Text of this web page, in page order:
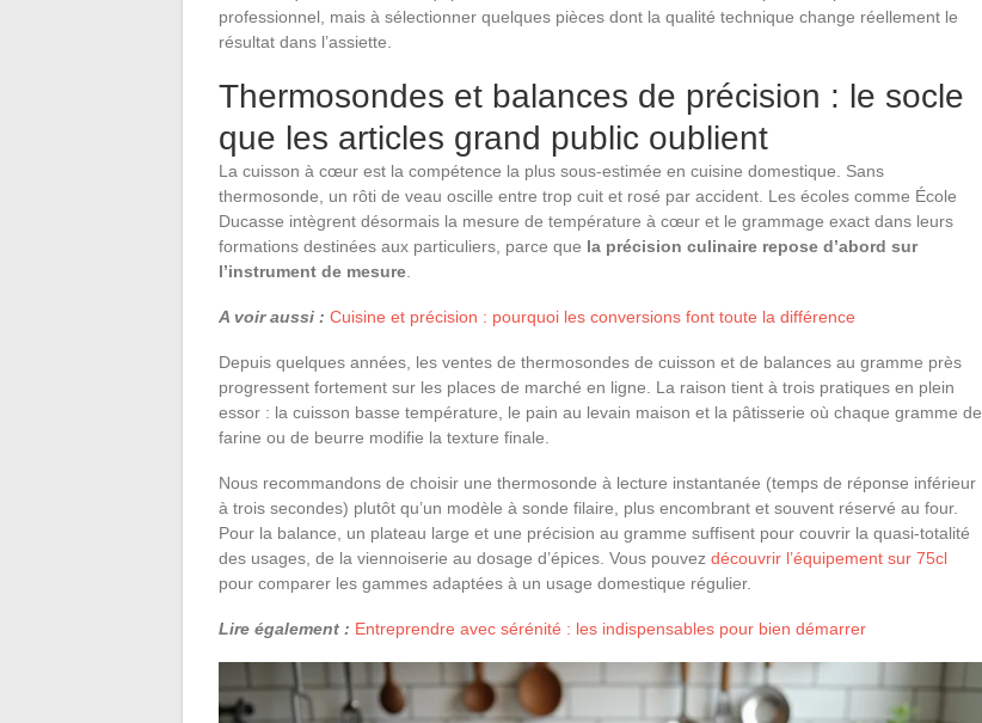
professionnel, mais à sélectionner quelques pièces dont la qualité technique change réellement le
résultat dans l’assiette.
Thermosondes et balances de précision : le socle
que les articles grand public oublient
La cuisson à cœur est la compétence la plus sous-estimée en cuisine domestique. Sans
thermosonde, un rôti de veau oscille entre trop cuit et rosé par accident. Les écoles comme École
Ducasse intègrent désormais la mesure de température à cœur et le grammage exact dans leurs
formations destinées aux particuliers, parce que la précision culinaire repose d’abord sur
l’instrument de mesure
A voir aussi : Cuisine et précision : pourquoi les conversions font toute la différence
Depuis quelques années, les ventes de thermosondes de cuisson et de balances au gramme près
progressent fortement sur les places de marché en ligne. La raison tient à trois pratiques en plein
essor : la cuisson basse température, le pain au levain maison et la pâtisserie où chaque gramme de
farine ou de beurre modifie la texture finale.
Nous recommandons de choisir une thermosonde à lecture instantanée (temps de réponse inférieur
à trois secondes) plutôt qu’un modèle à sonde filaire, plus encombrant et souvent réservé au four.
Pour la balance, un plateau large et une précision au gramme suffisent pour couvrir la quasi-totalité
des usages, de la viennoiserie au dosage d’épices. Vous pouvez découvrir l’équipement sur 75cl
pour comparer les gammes adaptées à un usage domestique régulier.
Lire également : Entreprendre avec sérénité : les indispensables pour bien démarrer